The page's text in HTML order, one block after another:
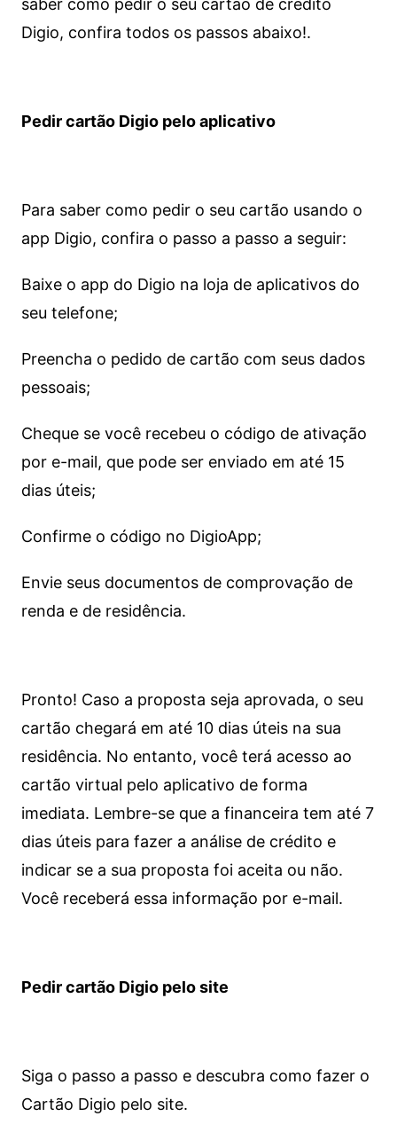
saber como pedir o seu cartão de crédito
Digio, confira todos os passos abaixo!.
Pedir cartão Digio pelo aplicativo
Para saber como pedir o seu cartão usando o
app Digio, confira o passo a passo a seguir:
Baixe o app do Digio na loja de aplicativos do
seu telefone;
Preencha o pedido de cartão com seus dados
pessoais;
Cheque se você recebeu o código de ativação
por e-mail, que pode ser enviado em até 15
dias úteis;
Confirme o código no DigioApp;
Envie seus documentos de comprovação de
renda e de residência.
Pronto! Caso a proposta seja aprovada, o seu
cartão chegará em até 10 dias úteis na sua
residência. No entanto, você terá acesso ao
cartão virtual pelo aplicativo de forma
imediata. Lembre-se que a financeira tem até 7
dias úteis para fazer a análise de crédito e
indicar se a sua proposta foi aceita ou não.
Você receberá essa informação por e-mail.
Pedir cartão Digio pelo site
Siga o passo a passo e descubra como fazer o
Cartão Digio pelo site.